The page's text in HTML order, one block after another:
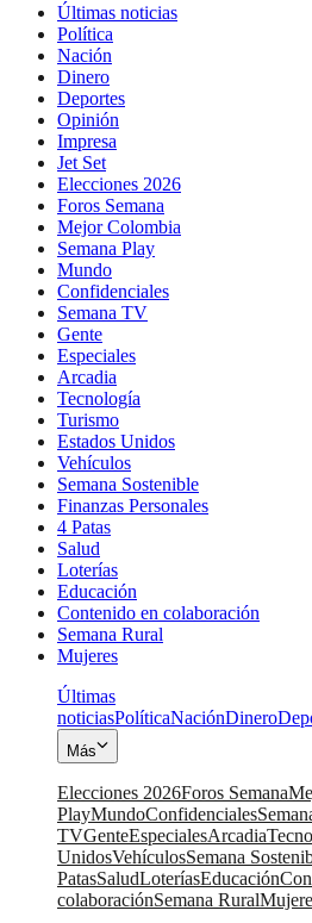
Últimas noticias
Política
Nación
Dinero
Deportes
Opinión
Impresa
Jet Set
Elecciones 2026
Foros Semana
Mejor Colombia
Semana Play
Mundo
Confidenciales
Semana TV
Gente
Especiales
Arcadia
Tecnología
Turismo
Estados Unidos
Vehículos
Semana Sostenible
Finanzas Personales
4 Patas
Salud
Loterías
Educación
Contenido en colaboración
Semana Rural
Mujeres
Últimas
noticiasPolíticaNaciónDinero
Más
Elecciones 2026Foros Semana
PlayMundoConfidenciales
TVGenteEspecialesArcadia
UnidosVehículosSemana
PatasSaludLoteríasEducación
colaboraciónSemana Rural